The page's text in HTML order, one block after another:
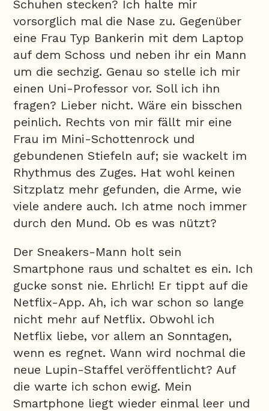
Schuhen stecken? Ich halte mir
vorsorglich mal die Nase zu. Gegenüber
eine Frau Typ Bankerin mit dem Laptop
auf dem Schoss und neben ihr ein Mann
um die sechzig. Genau so stelle ich mir
einen Uni-Professor vor. Soll ich ihn
fragen? Lieber nicht. Wäre ein bisschen
peinlich. Rechts von mir fällt mir eine
Frau im Mini-Schottenrock und
gebundenen Stiefeln auf; sie wackelt im
Rhythmus des Zuges. Hat wohl keinen
Sitzplatz mehr gefunden, die Arme, wie
viele andere auch. Ich atme noch immer
durch den Mund. Ob es was nützt?
Der Sneakers-Mann holt sein
Smartphone raus und schaltet es ein. Ich
gucke sonst nie. Ehrlich! Er tippt auf die
Netflix-App. Ah, ich war schon so lange
nicht mehr auf Netflix. Obwohl ich
Netflix liebe, vor allem an Sonntagen,
wenn es regnet. Wann wird nochmal die
neue Lupin-Staffel veröffentlicht? Auf
die warte ich schon ewig. Mein
Smartphone liegt wieder einmal leer und